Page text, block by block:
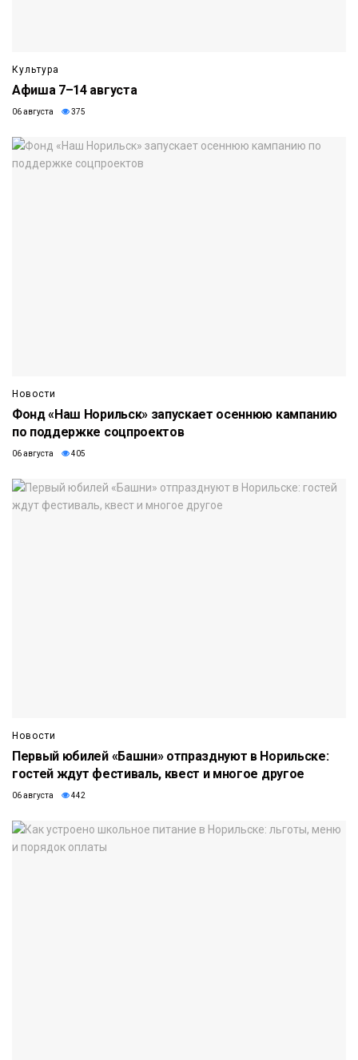
Культура
Афиша 7–14 августа
06 августа 375
Новости
Фонд «Наш Норильск» запускает осеннюю кампанию
по поддержке соцпроектов
06 августа 405
Новости
Первый юбилей «Башни» отпразднуют в Норильске:
гостей ждут фестиваль, квест и многое другое
06 августа 442